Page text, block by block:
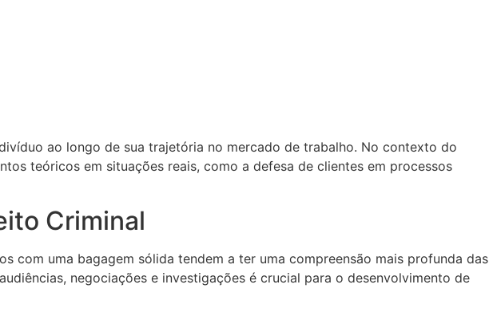
ao longo de sua trajetória no mercado de trabalho. No contexto do
teóricos em situações reais, como a defesa de clientes em processos
Criminal
com uma bagagem sólida tendem a ter uma compreensão mais profunda das
negociações e investigações é crucial para o desenvolvimento de